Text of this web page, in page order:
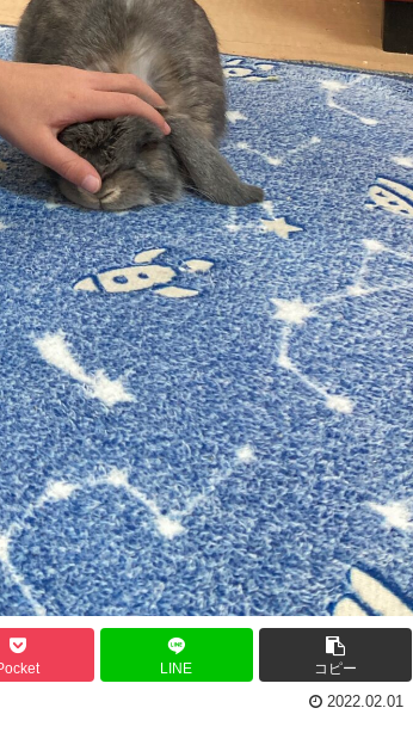
LINE コピー
2022.02.01